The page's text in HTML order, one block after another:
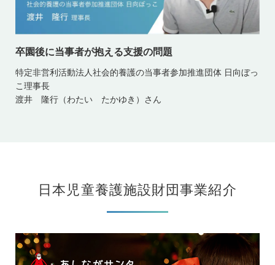
卒園後に当事者が抱える支援の問題
特定非営利活動法人社会的養護の当事者参加推進団体 日向ぼっ
こ理事長
渡井 隆行（わたい たかゆき）さん
日本児童養護施設財団事業紹介